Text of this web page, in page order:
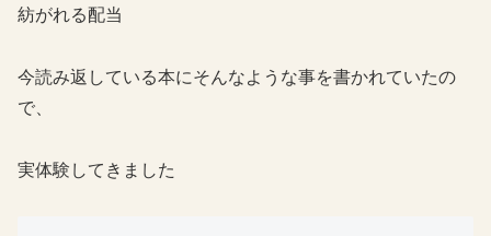
紡がれる配当
今読み返している本にそんなような事を書かれていたの
で、
実体験してきました